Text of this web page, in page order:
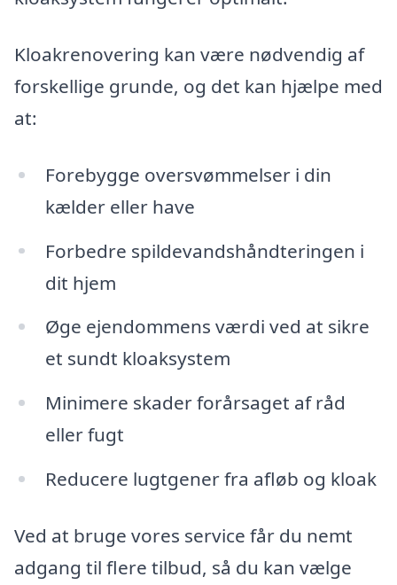
Kloakrenovering kan være nødvendig af
forskellige grunde, og det kan hjælpe med
at:
Forebygge oversvømmelser i din
kælder eller have
Forbedre spildevandshåndteringen i
dit hjem
Øge ejendommens værdi ved at sikre
et sundt kloaksystem
Minimere skader forårsaget af råd
eller fugt
Reducere lugtgener fra afløb og kloak
Ved at bruge vores service får du nemt
adgang til flere tilbud, så du kan vælge